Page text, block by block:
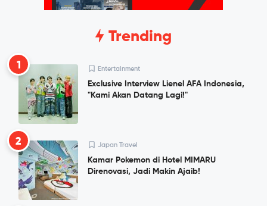
Trending
1 Entertainment
Exclusive Interview Lienel AFA Indonesia,
"Kami Akan Datang Lagi!"
2 Japan Travel
Kamar Pokemon di Hotel MIMARU
Direnovasi, Jadi Makin Ajaib!